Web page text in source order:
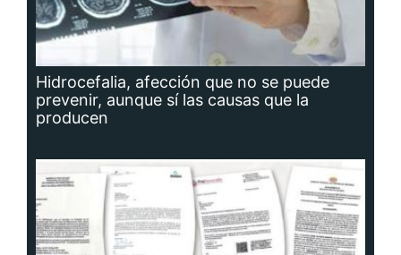
Hidrocefalia, afección que no se puede
prevenir, aunque sí las causas que la
producen